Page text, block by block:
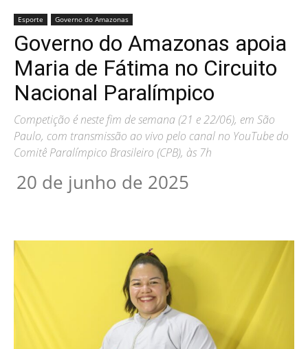
Esporte Governo do Amazonas
Governo do Amazonas apoia
Maria de Fátima no Circuito
Nacional Paralímpico
Competição é neste fim de semana (21 e 22/06), em São
Paulo, com transmissão ao vivo pelo canal no YouTube do
Comitê Paralímpico Brasileiro (CPB), às 7h
20 de junho de 2025